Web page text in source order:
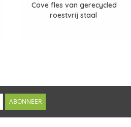
Cove fles van gerecycled
roestvrij staal
ABONNEER